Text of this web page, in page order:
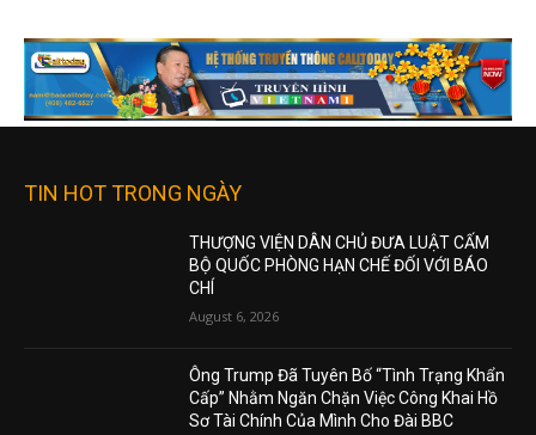
TIN HOT TRONG NGÀY
THƯỢNG VIỆN DÂN CHỦ ĐƯA LUẬT CẤM
BỘ QUỐC PHÒNG HẠN CHẾ ĐỐI VỚI BÁO
CHÍ
August 6, 2026
Ông Trump Đã Tuyên Bố “Tình Trạng Khẩn
Cấp” Nhằm Ngăn Chặn Việc Công Khai Hồ
Sơ Tài Chính Của Mình Cho Đài BBC